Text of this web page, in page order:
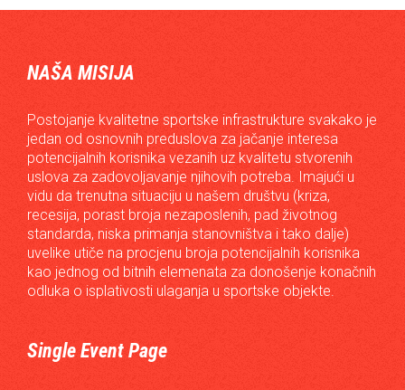
NAŠA MISIJA
Postojanje kvalitetne sportske infrastrukture svakako je
jedan od osnovnih preduslova za jačanje interesa
potencijalnih korisnika vezanih uz kvalitetu stvorenih
uslova za zadovoljavanje njihovih potreba. Imajući u
vidu da trenutna situaciju u našem društvu (kriza,
recesija, porast broja nezaposlenih, pad životnog
standarda, niska primanja stanovništva i tako dalje)
uvelike utiče na procjenu broja potencijalnih korisnika
kao jednog od bitnih elemenata za donošenje konačnih
odluka o isplativosti ulaganja u sportske objekte.
Single Event Page